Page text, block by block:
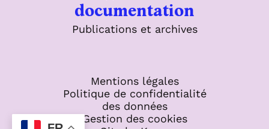
documentation
Publications et archives
Mentions légales
Politique de confidentialité
des données
Gestion des cookies